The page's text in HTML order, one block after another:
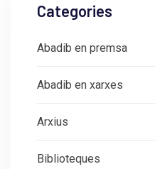
Categories
Abadib en premsa
Abadib en xarxes
Arxius
Biblioteques